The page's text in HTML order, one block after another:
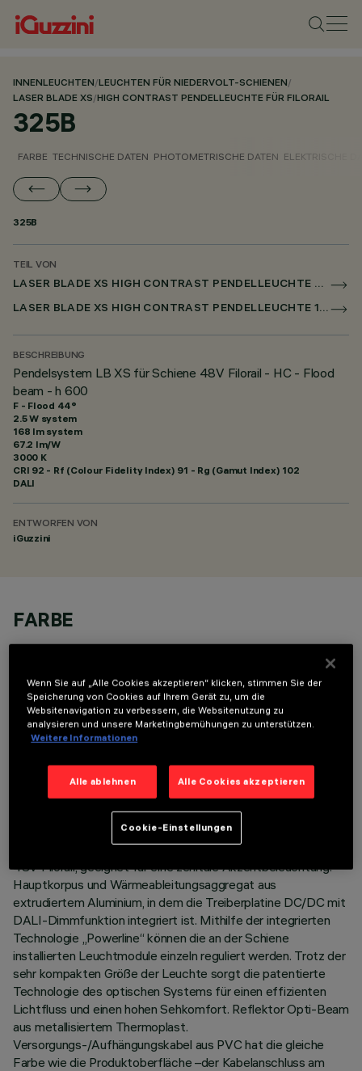
INNENLEUCHTEN/LEUCHTEN FÜR NIEDERVOLT-SCHIENEN/
LASER BLADE XS/HIGH CONTRAST PENDELLEUCHTE FÜR FILORAIL
325B
FARBE TECHNISCHE DATEN PHOTOMETRISCHE DATEN ELEKTRISCHE
325B
TEIL VON
LASER BLADE XS HIGH CONTRAST PENDELLEUCHTE FÜR FILORAIL
LASER BLADE XS HIGH CONTRAST PENDELLEUCHTE 1X/4X/9X FOR FILORAIL DALI POWERLINE
BESCHREIBUNG
Pendelsystem LB XS für Schiene 48V Filorail - HC - Flood
beam - h 600
F - Flood 44°
2.5 W system
168 lm system
67.2 lm/W
3000 K
CRI 92 - Rf (Colour Fidelity Index) 91 - Rg (Gamut Index) 102
DALI
ENTWORFEN VON
iGuzzini
FARBE
TECHNISCHE DATEN
BESCHREIBUNG
Miniaturisierte Pendelleuchte mit LED-Lichtquelle, komplett
mit Adapter für die Installation an Niedervolt-Stromschiene
48V Filorail, geeignet für eine zenitale Akzentbeleuchtung.
Hauptkorpus und Wärmeableitungsaggregat aus
extrudiertem Aluminium, in dem die Treiberplatine DC/DC mit
DALI-Dimmfunktion integriert ist. Mithilfe der integrierten
Technologie „Powerline“ können die an der Schiene
installierten Leuchtmodule einzeln reguliert werden. Trotz der
sehr kompakten Größe der Leuchte sorgt die patentierte
Technologie des optischen Systems für einen effizienten
Lichtfluss und einen hohen Sehkomfort. Reflektor Opti-Beam
aus metallisiertem Thermoplast.
Versorgungs-/Aufhängungskabel aus PVC hat die gleiche
Farbe wie die Produktoberfläche –der Kabelanschluss am
Wenn Sie auf „Alle Cookies akzeptieren“ klicken, stimmen Sie der
Speicherung von Cookies auf Ihrem Gerät zu, um die
Websitenavigation zu verbessern, die Websitenutzung zu
analysieren und unsere Marketingbemühungen zu unterstützen.
Weitere Informationen
Alle ablehnen Alle Cookies akzeptieren
Cookie-Einstellungen